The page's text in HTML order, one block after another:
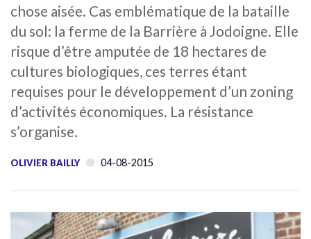
chose aisée. Cas emblématique de la bataille
du sol: la ferme de la Barrière à Jodoigne. Elle
risque d’être amputée de 18 hectares de
cultures biologiques, ces terres étant
requises pour le développement d’un zoning
d’activités économiques. La résistance
s’organise.
OLIVIER BAILLY 04-08-2015